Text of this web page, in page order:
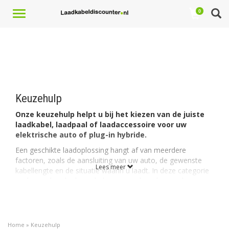
Toggle
0
Keuzehulp
Onze keuzehulp helpt u bij het kiezen van de juiste
laadkabel, laadpaal of laadaccessoire voor uw
elektrische auto of plug-in hybride.
Een geschikte laadoplossing hangt af van meerdere
factoren, zoals de aansluiting van uw auto, de gewenste
kabellengte en de situatie waarin u laadt. In deze categorie
Pulsar Plus, Pulsar Max en Pulsar Pro. We bieden ook
Lees meer
Home » Keuzehulp